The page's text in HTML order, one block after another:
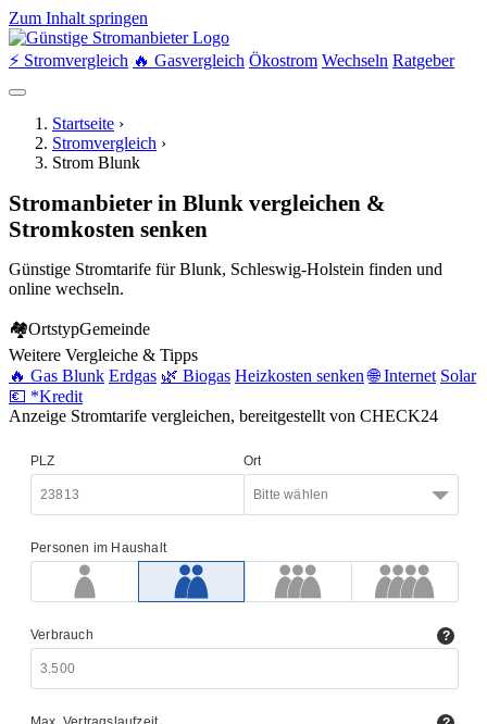
Zum Inhalt springen
⚡ Stromvergleich 🔥 Gasvergleich Ökostrom Wechseln Ratgeber
Startseite ›
Stromvergleich ›
Strom Blunk
Stromanbieter in Blunk vergleichen &
Stromkosten senken
Günstige Stromtarife für Blunk, Schleswig-Holstein finden und
online wechseln.
🏘OrtstypGemeinde
Weitere Vergleiche & Tipps
🔥 Gas Blunk Erdgas 🌿 Biogas Heizkosten senken 🌐 Internet Solar
💶 *Kredit
Anzeige Stromtarife vergleichen, bereitgestellt von CHECK24